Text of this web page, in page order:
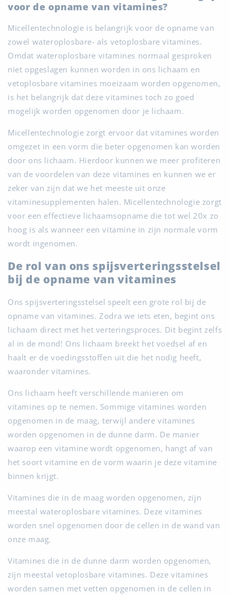
voor de opname van vitamines?
Micellentechnologie is belangrijk voor de opname van
zowel wateroplosbare- als vetoplosbare vitamines.
Omdat wateroplosbare vitamines normaal gesproken
niet opgeslagen kunnen worden in ons lichaam en
vetoplosbare vitamines moeizaam worden opgenomen,
is het belangrijk dat deze vitamines toch zo goed
mogelijk worden opgenomen door je lichaam.
Micellentechnologie zorgt ervoor dat vitamines worden
omgezet in een vorm die beter opgenomen kan worden
door ons lichaam. Hierdoor kunnen we meer profiteren
van de voordelen van deze vitamines en kunnen we er
zeker van zijn dat we het meeste uit onze
vitaminesupplementen halen. Micellentechnologie zorgt
voor een effectieve lichaamsopname die tot wel 20x zo
hoog is als wanneer een vitamine in zijn normale vorm
wordt ingenomen.
De rol van ons spijsverteringsstelsel
bij de opname van vitamines
Ons spijsverteringsstelsel speelt een grote rol bij de
opname van vitamines. Zodra we iets eten, begint ons
lichaam direct met het verteringsproces. Dit begint zelfs
al in de mond! Ons lichaam breekt het voedsel af en
haalt er de voedingsstoffen uit die het nodig heeft,
waaronder vitamines.
Ons lichaam heeft verschillende manieren om
vitamines op te nemen. Sommige vitamines worden
opgenomen in de maag, terwijl andere vitamines
worden opgenomen in de dunne darm. De manier
waarop een vitamine wordt opgenomen, hangt af van
het soort vitamine en de vorm waarin je deze vitamine
binnen krijgt.
Vitamines die in de maag worden opgenomen, zijn
meestal wateroplosbare vitamines. Deze vitamines
worden snel opgenomen door de cellen in de wand van
onze maag.
Vitamines die in de dunne darm worden opgenomen,
zijn meestal vetoplosbare vitamines. Deze vitamines
worden samen met vetten opgenomen in de cellen in